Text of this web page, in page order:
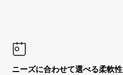
ニーズに合わせて選べる柔軟性